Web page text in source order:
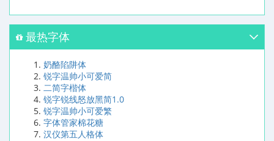
最热字体
奶酪陷阱体
锐字温帅小可爱简
二简字楷体
锐字锐线怒放黑简1.0
锐字温帅小可爱繁
字体管家棉花糖
汉仪第五人格体